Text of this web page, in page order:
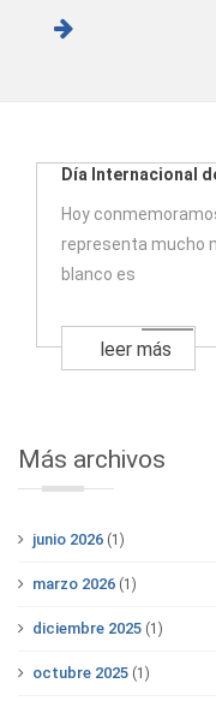
Día Internacional
Hoy
representa mucho
blanco es
leer más
Más archivos
junio 2026 (1)
marzo 2026 (1)
diciembre 2025 (1)
octubre 2025 (1)